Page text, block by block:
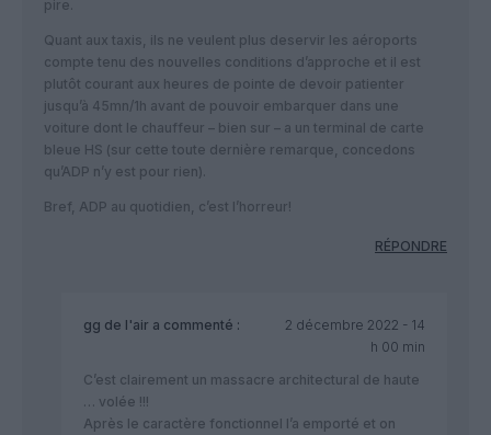
pire.
Quant aux taxis, ils ne veulent plus deservir les aéroports
compte tenu des nouvelles conditions d’approche et il est
plutôt courant aux heures de pointe de devoir patienter
jusqu’à 45mn/1h avant de pouvoir embarquer dans une
voiture dont le chauffeur – bien sur – a un terminal de carte
bleue HS (sur cette toute dernière remarque, concedons
qu’ADP n’y est pour rien).
Bref, ADP au quotidien, c’est l’horreur!
RÉPONDRE
gg de l'air a commenté :
2 décembre 2022 - 14
h 00 min
C’est clairement un massacre architectural de haute
… volée !!!
Après le caractère fonctionnel l’a emporté et on